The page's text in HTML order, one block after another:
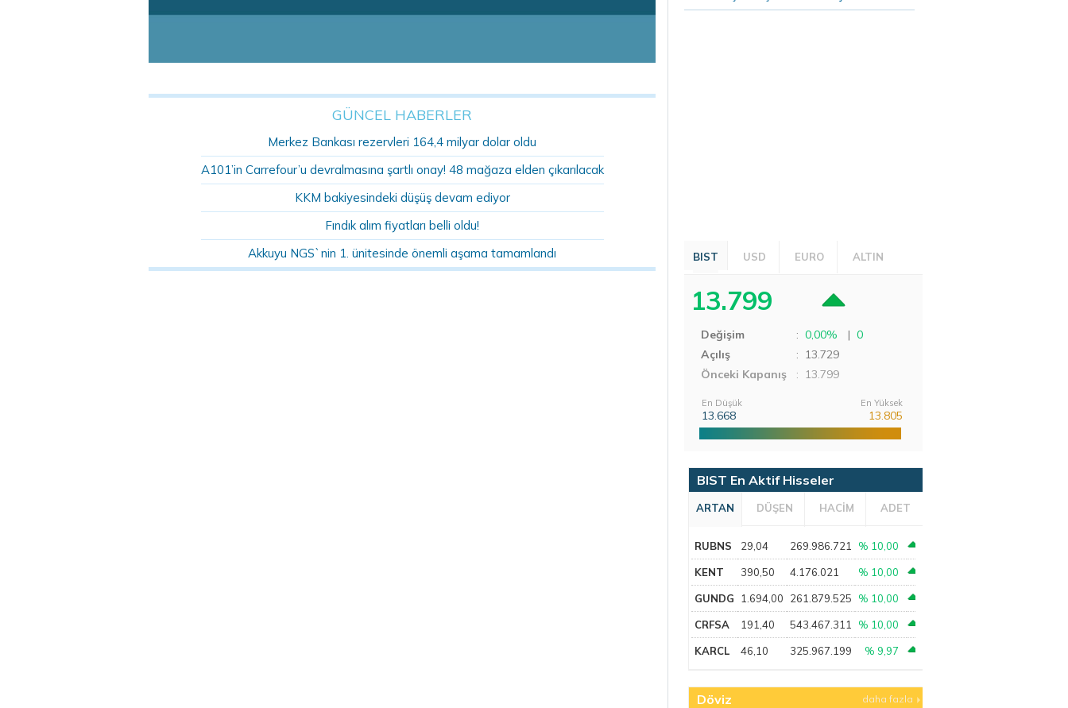
GÜNCEL HABERLER
Merkez Bankası rezervleri 164,4 milyar dolar oldu
A101’in Carrefour’u devralmasına şartlı onay! 48 mağaza elden çıkarılacak
KKM bakiyesindeki düşüş devam ediyor
Fındık alım fiyatları belli oldu!
Akkuyu NGS`nin 1. ünitesinde önemli aşama tamamlandı
BIST USD EURO ALTIN
13.799
Değişim : 0,00% | 0
Açılış
: 13.729
Önceki Kapanış
: 13.799
En Düşük
13.668
En Yüksek
13.805
BIST En Aktif Hisseler
ARTAN DÜŞEN HACİM ADET
RUBNS 29,04 269.986.721 % 10,00
KENT 390,50 4.176.021 % 10,00
GUNDG 1.694,00 261.879.525 % 10,00
CRFSA 191,40 543.467.311 % 10,00
KARCL 46,10 325.967.199 % 9,97
Döviz daha fazla